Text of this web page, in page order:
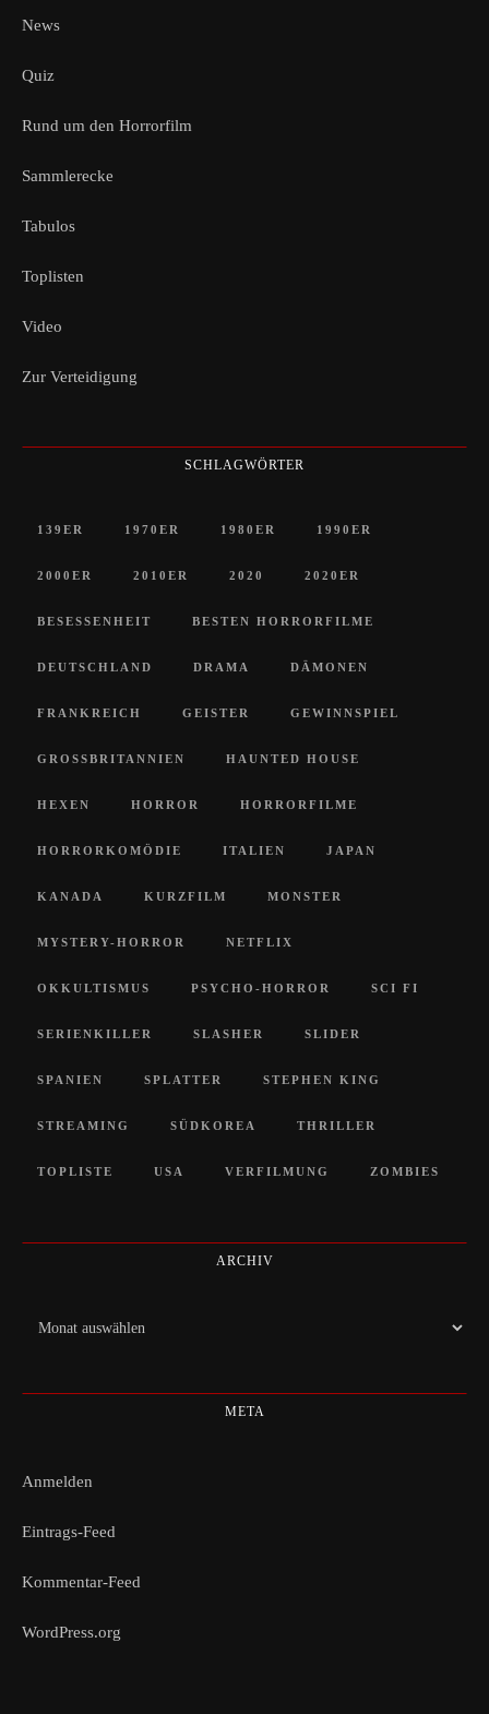
News
Quiz
Rund um den Horrorfilm
Sammlerecke
Tabulos
Toplisten
Video
Zur Verteidigung
SCHLAGWÖRTER
139ER 1970ER 1980ER 1990ER
2000ER 2010ER 2020 2020ER
BESESSENHEIT BESTEN HORRORFILME
DEUTSCHLAND DRAMA DÄMONEN
FRANKREICH GEISTER GEWINNSPIEL
GROSSBRITANNIEN HAUNTED HOUSE
HEXEN HORROR HORRORFILME
HORRORKOMÖDIE ITALIEN JAPAN
KANADA KURZFILM MONSTER
MYSTERY-HORROR NETFLIX
OKKULTISMUS PSYCHO-HORROR SCI FI
SERIENKILLER SLASHER SLIDER
SPANIEN SPLATTER STEPHEN KING
STREAMING SÜDKOREA THRILLER
TOPLISTE USA VERFILMUNG ZOMBIES
ARCHIV
Archiv
META
Anmelden
Eintrags-Feed
Kommentar-Feed
WordPress.org